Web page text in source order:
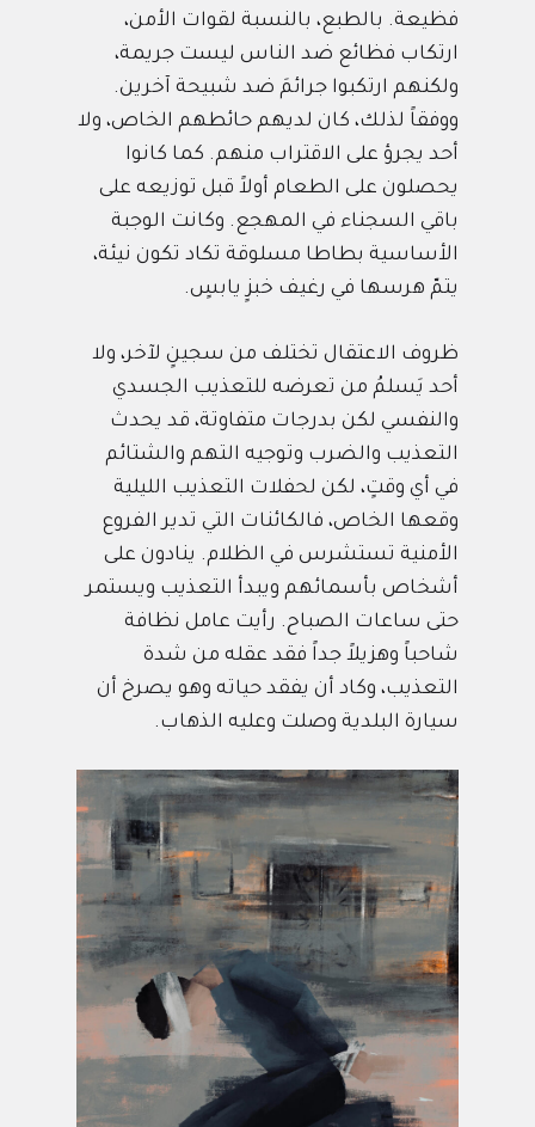
فظيعة. بالطبع، بالنسبة لقوات الأمن،
ارتكاب فظائع ضد الناس ليست جريمة،
ولكنهم ارتكبوا جرائمَ ضد شبيحة آخرين.
ووفقاً لذلك، كان لديهم حائطهم الخاص، ولا
أحد يجرؤ على الاقتراب منهم. كما كانوا
يحصلون على الطعام أولاً قبل توزيعه على
باقي السجناء في المهجع. وكانت الوجبة
الأساسية بطاطا مسلوقة تكاد تكون نيئة،
يتمّ هرسها في رغيف خبزٍ يابسٍ.
ظروف الاعتقال تختلف من سجينٍ لآخر، ولا
أحد يَسلمُ من تعرضه للتعذيب الجسدي
والنفسي لكن بدرجات متفاوتة، قد يحدث
التعذيب والضرب وتوجيه التهم والشتائم
في أي وقتٍ، لكن لحفلات التعذيب الليلية
وقعها الخاص، فالكائنات التي تدير الفروع
الأمنية تستشرس في الظلام. ينادون على
أشخاص بأسمائهم ويبدأ التعذيب ويستمر
حتى ساعات الصباح. رأيت عامل نظافة
شاحباً وهزيلاً جداً فقد عقله من شدة
التعذيب، وكاد أن يفقد حياته وهو يصرخ أن
سيارة البلدية وصلت وعليه الذهاب.